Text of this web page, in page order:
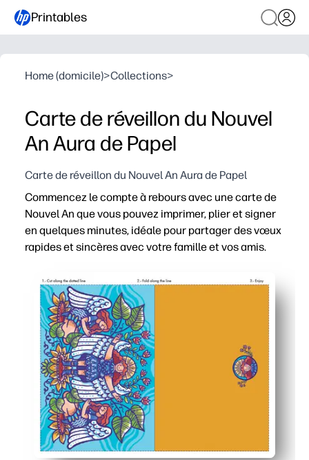
Printables
Home (domicile)>Collections>
Carte de réveillon du Nouvel
An Aura de Papel
Carte de réveillon du Nouvel An Aura de Papel
Commencez le compte à rebours avec une carte de
Nouvel An que vous pouvez imprimer, plier et signer
en quelques minutes, idéale pour partager des vœux
rapides et sincères avec votre famille et vos amis.
Prêt en quelques minutes : évitez le magasin et
Facile pour les familles : les enfants peuvent ajouter
Personnel et polyvalent : suffisamment d'espace
Impression pratique : s'adapte au papier standard et